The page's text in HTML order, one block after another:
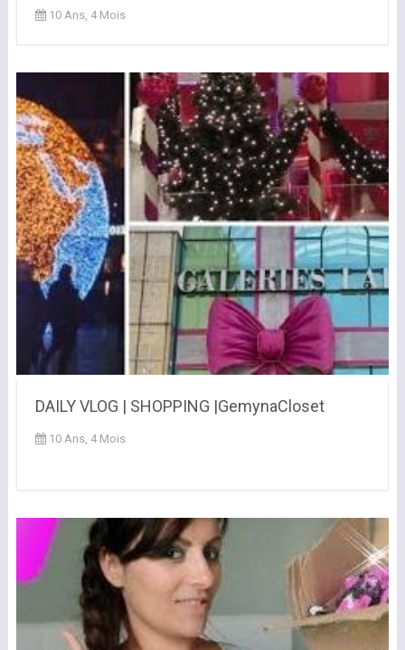
10 Ans, 4 Mois
DAILY VLOG | SHOPPING |GemynaCloset
10 Ans, 4 Mois